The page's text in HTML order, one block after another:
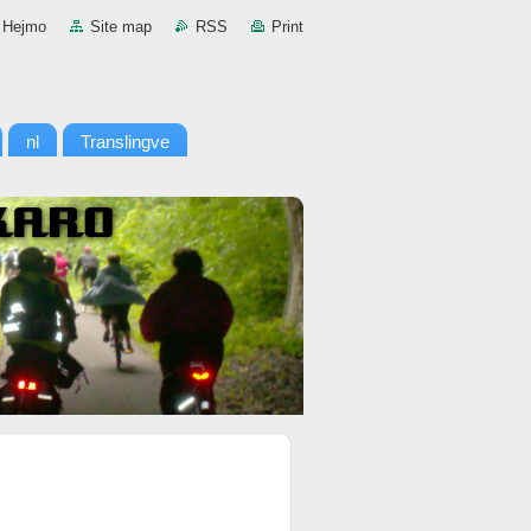
Hejmo Site map RSS Print
nl Translingve